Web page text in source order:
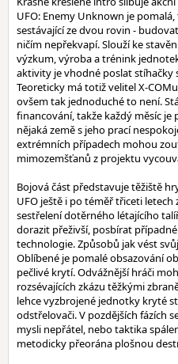
UFO: Enemy Unknown je
sestávající ze dvou rovin -
ničím nepřekvapí. Slouží ke
výzkum, výroba a trénink
aktivity je vhodné poslat stíhačky
Teoreticky má totiž velitel X-
ovšem tak jednoduché to není.
financování, takže každý měsíc
nějaká země s jeho prací
extrémních případech mohou
mimozemšťanů z projektu
Bojová část představuje těžiště
UFO ještě i po téměř třiceti
sestřelení dotěrného létajícího
dorazit přeživší, posbírat
technologie. Způsobů jak vést
Oblíbené je pomalé obsazování
pečlivé krytí. Odvážnější hráči
rozsévajících zkázu těžkými
lehce vyzbrojené jednotky kryté
odstřelovači. V pozdějších fázích
mysli nepřátel, nebo taktika
metodicky přeorána plošnou